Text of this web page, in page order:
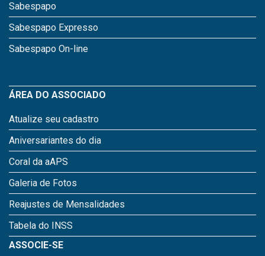
Sabespapo
Sabespapo Expresso
Sabespapo On-line
ÁREA DO ASSOCIADO
Atualize seu cadastro
Aniversariantes do dia
Coral da aAPS
Galeria de Fotos
Reajustes de Mensalidades
Tabela do INSS
ASSOCIE-SE